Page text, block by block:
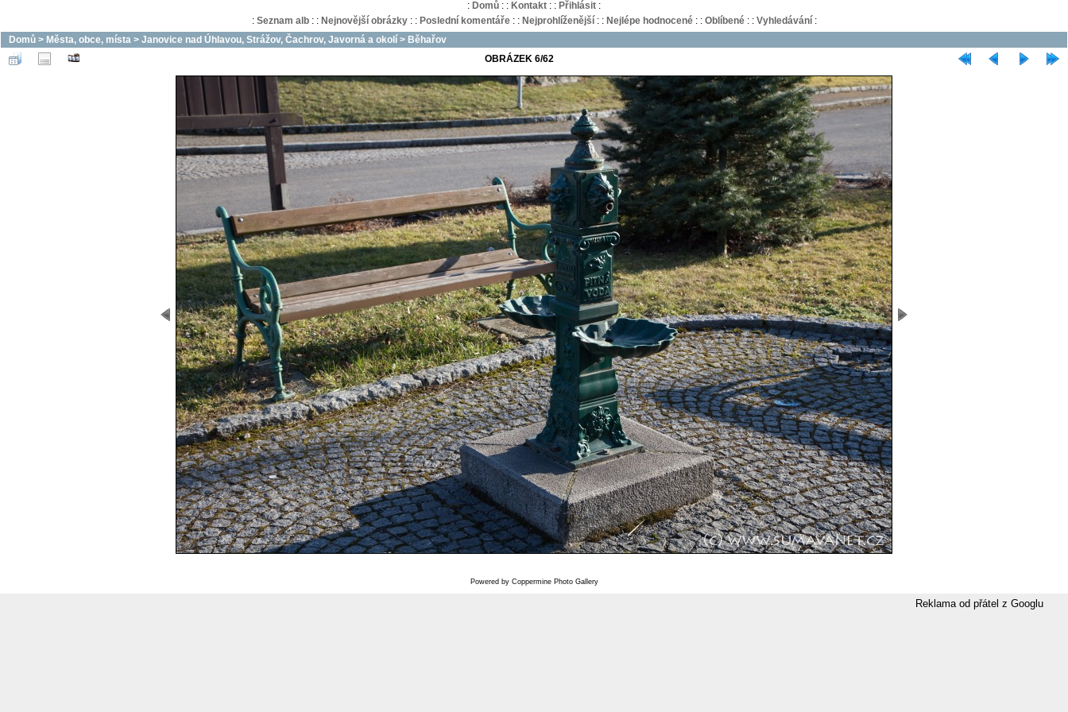
: Domů : : Kontakt : : Přihlásit :
: Seznam alb: : Nejnovější obrázky: : Poslední komentáře: : Nejprohlíženější: : Nejlépe hodnocené: : Oblíbené: : Vyhledávání:
Domů > Města, obce, místa > Janovice nad Úhlavou, Strážov, Čachrov, Javorná a okolí > Běhařov
OBRÁZEK 6/62
Powered by Coppermine Photo Gallery
Reklama od přátel z Googlu